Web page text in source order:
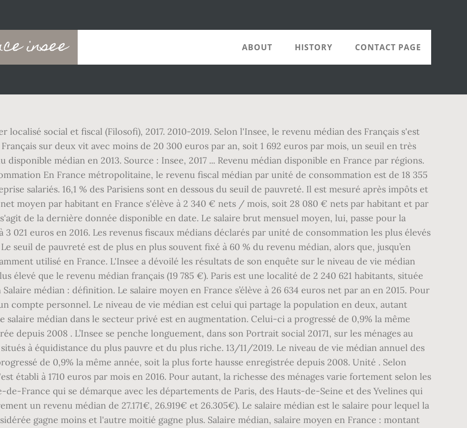
insee ABOUT HISTORY CONTACT PAGE
localisé social et fiscal (Filosofi), 2017. 2010-2019. Selon l'Insee, le revenu médian des Français s'est
Français sur deux vit avec moins de 20 300 euros par an, soit 1 692 euros par mois, un seuil en très
disponible médian en 2013. Source : Insee, 2017 ... Revenu médian disponible en France par régions.
En France métropolitaine, le revenu fiscal médian par unité de consommation est de 18 355
salariés. 16,1 % des Parisiens sont en dessous du seuil de pauvreté. Il est mesuré après impôts et
moyen par habitant en France s'élève à 2 340 € nets / mois, soit 28 080 € nets par habitant et par
de la dernière donnée disponible en date. Le salaire brut mensuel moyen, lui, passe pour la
021 euros en 2016. Les revenus fiscaux médians déclarés par unité de consommation les plus élevés
seuil de pauvreté est de plus en plus souvent fixé à 60 % du revenu médian, alors que, jusqu’en
utilisé en France. L'Insee a dévoilé les résultats de son enquête sur le niveau de vie médian
élevé que le revenu médian français (19 785 €). Paris est une localité de 2 240 621 habitants, située
médian : définition. Le salaire moyen en France s’élève à 26 634 euros net par an en 2015. Pour
compte personnel. Le niveau de vie médian est celui qui partage la population en deux, autant
salaire médian dans le secteur privé est en augmentation. Celui-ci a progressé de 0,9% la même
depuis 2008 . L’Insee se penche longuement, dans son Portrait social 20171, sur les ménages au
à équidistance du plus pauvre et du plus riche. 13/11/2019. Le niveau de vie médian annuel des
de 0,9% la même année, soit la plus forte hausse enregistrée depuis 2008. Unité . Selon
établi à 1710 euros par mois en 2016. Pour autant, la richesse des ménages varie fortement selon les
France qui se démarque avec les départements de Paris, des Hauts-de-Seine et des Yvelines qui
un revenu médian de 27.171€, 26.919€ et 26.305€). Le salaire médian est le salaire pour lequel la
gagne moins et l'autre moitié gagne plus. Salaire médian, salaire moyen en France : montant